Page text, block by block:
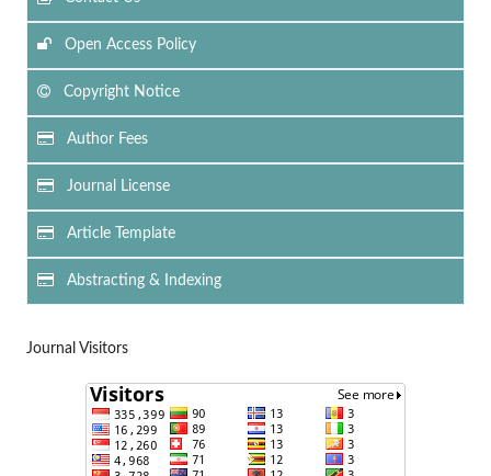
Open Access Policy
Copyright Notice
Author Fees
Journal License
Article Template
Abstracting & Indexing
Journal Visitors